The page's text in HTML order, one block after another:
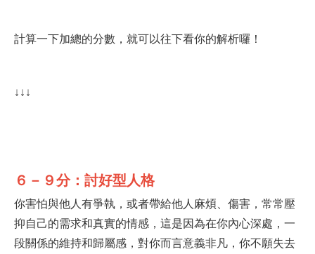
計算一下加總的分數，就可以往下看你的解析囉！
↓↓↓
６－９分：討好型人格
你害怕與他人有爭執，或者帶給他人麻煩、傷害，常常壓
抑自己的需求和真實的情感，這是因為在你內心深處，一
段關係的維持和歸屬感，對你而言意義非凡，你不願失去